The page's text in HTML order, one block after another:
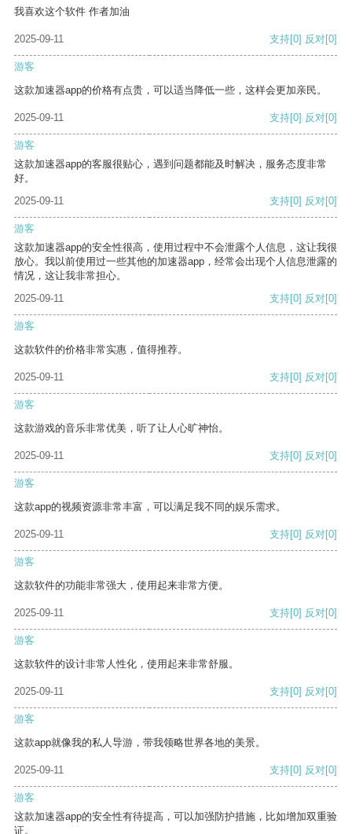
我喜欢这个软件 作者加油
2025-09-11 支持[0] 反对[0]
游客
这款加速器app的价格有点贵，可以适当降低一些，这样会更加亲民。
2025-09-11 支持[0] 反对[0]
游客
这款加速器app的客服很贴心，遇到问题都能及时解决，服务态度非常
好。
2025-09-11
支持[0] 反对[0]
游客
这款加速器app的安全性很高，使用过程中不会泄露个人信息，这让我很
放心。我以前使用过一些其他的加速器app，经常会出现个人信息泄露的
情况，这让我非常担心。
2025-09-11
支持[0] 反对[0]
游客
这款软件的价格非常实惠，值得推荐。
2025-09-11 支持[0] 反对[0]
游客
这款游戏的音乐非常优美，听了让人心旷神怡。
2025-09-11 支持[0] 反对[0]
游客
这款app的视频资源非常丰富，可以满足我不同的娱乐需求。
2025-09-11 支持[0] 反对[0]
游客
这款软件的功能非常强大，使用起来非常方便。
2025-09-11 支持[0] 反对[0]
游客
这款软件的设计非常人性化，使用起来非常舒服。
2025-09-11 支持[0] 反对[0]
游客
这款app就像我的私人导游，带我领略世界各地的美景。
2025-09-11 支持[0] 反对[0]
游客
这款加速器app的安全性有待提高，可以加强防护措施，比如增加双重验
证。